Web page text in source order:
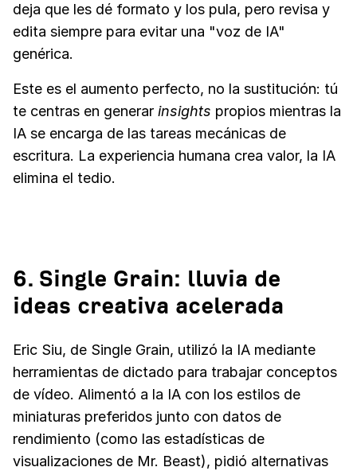
deja que les dé formato y los pula, pero revisa y
edita siempre para evitar una "voz de IA"
genérica.
Este es el aumento perfecto, no la sustitución: tú
te centras en generar insights propios mientras la
IA se encarga de las tareas mecánicas de
escritura. La experiencia humana crea valor, la IA
elimina el tedio.
6. Single Grain: lluvia de
ideas creativa acelerada
Eric Siu, de Single Grain, utilizó la IA mediante
herramientas de dictado para trabajar conceptos
de vídeo. Alimentó a la IA con los estilos de
miniaturas preferidos junto con datos de
rendimiento (como las estadísticas de
visualizaciones de Mr. Beast), pidió alternativas